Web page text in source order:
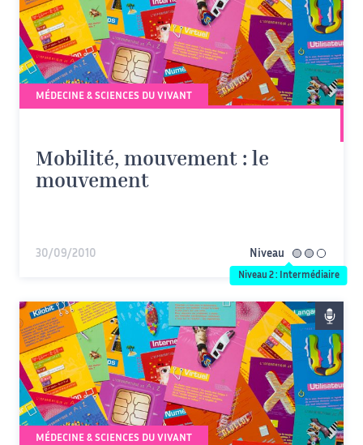
MÉDECINE & SCIENCES DU VIVANT
Mobilité, mouvement : le
mouvement
30/09/2010 Niveau intermédiaire
Niveau 2 : Intermédiaire
MÉDECINE & SCIENCES DU VIVANT